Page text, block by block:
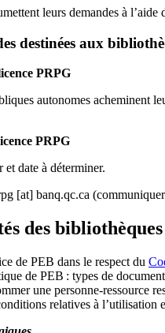
leurs demandes à l’aide
destinées aux
PRPG
autonomes acheminent
PRPG
date à déterminer.
[at] banq.qc.ca
des
de PEB dans le respect du
de PEB : types de
une personne-ressource
relatives à l’utilisation